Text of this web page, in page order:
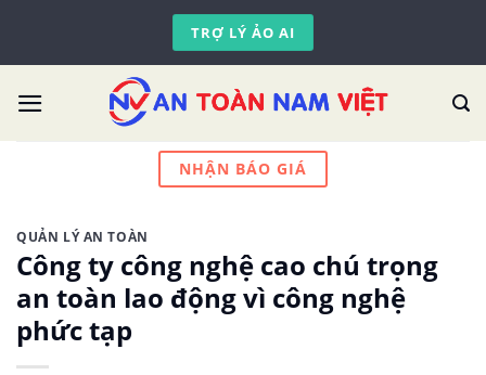
content
TRỢ LÝ ẢO AI
NHẬN BÁO GIÁ
QUẢN LÝ AN TOÀN
Công ty công nghệ cao chú trọng
an toàn lao động vì công nghệ
phức tạp